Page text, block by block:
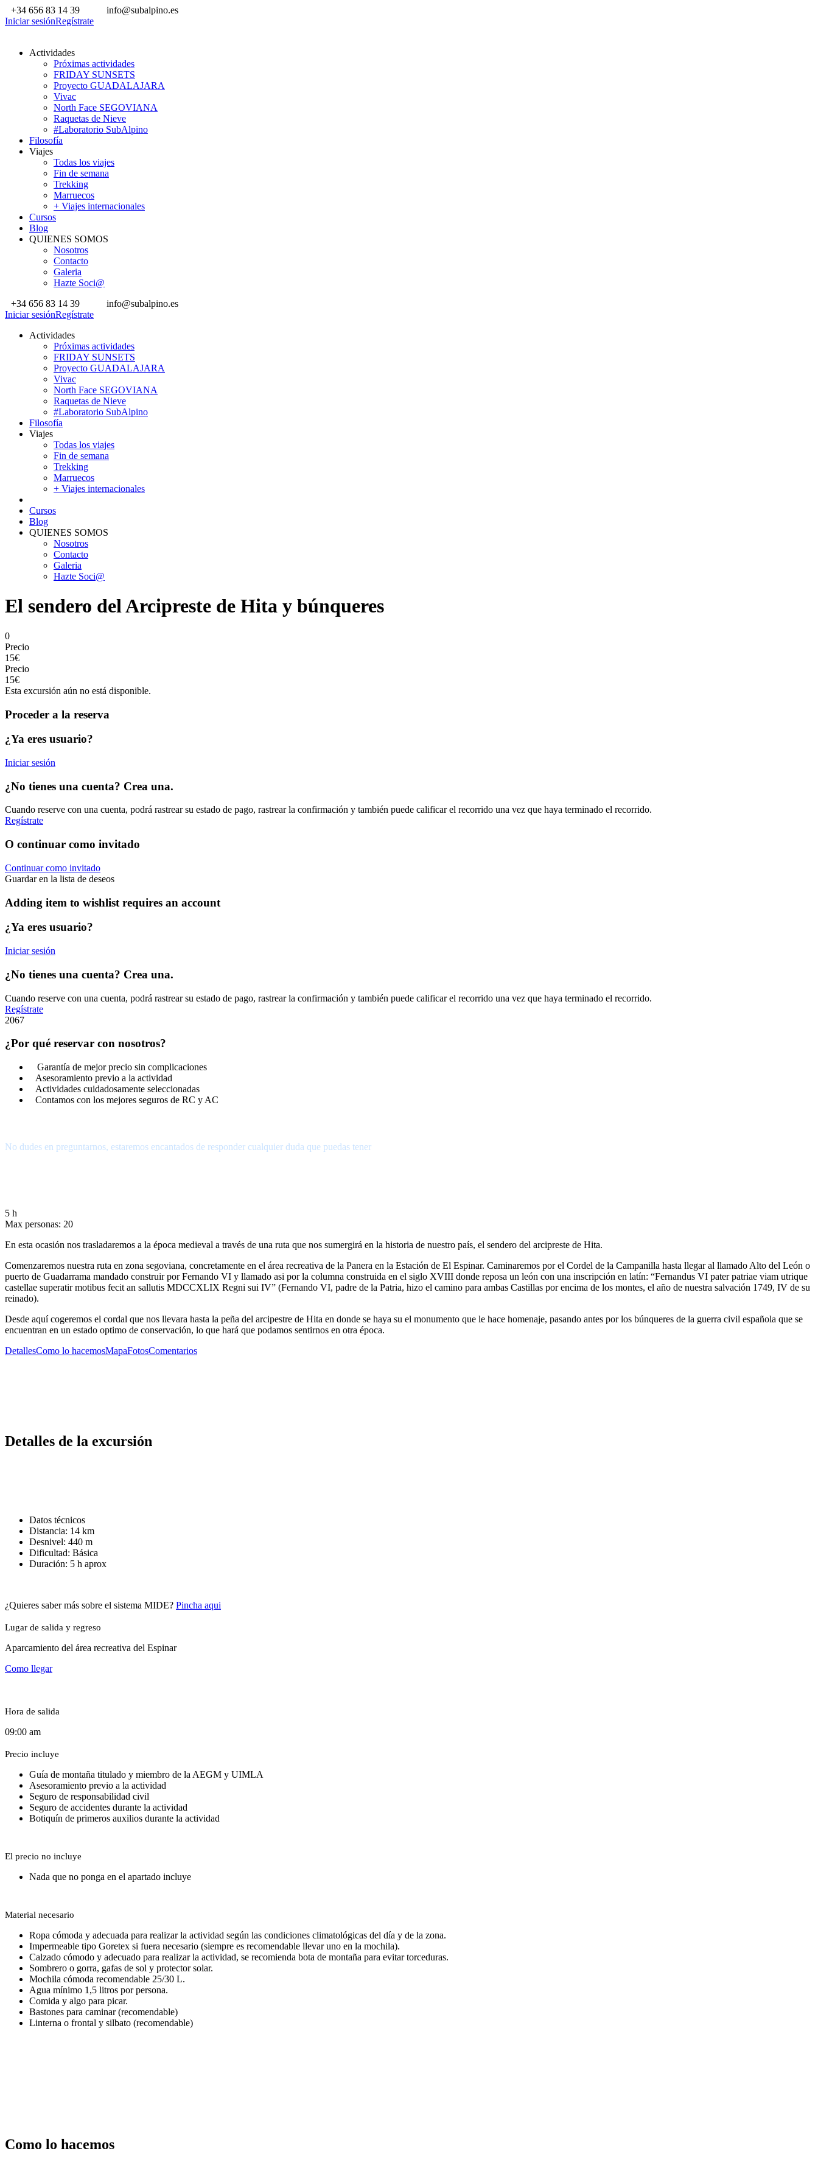
+34 656 83 14 39
info@subalpino.es
Iniciar sesiónRegístrate
Actividades
Próximas actividades
FRIDAY SUNSETS
Proyecto GUADALAJARA
Vivac
North Face SEGOVIANA
Raquetas de Nieve
#Laboratorio SubAlpino
Filosofía
Viajes
Todas los viajes
Fin de semana
Trekking
Marruecos
+ Viajes internacionales
Cursos
Blog
QUIENES SOMOS
Nosotros
Contacto
Galeria
Hazte Soci@
+34 656 83 14 39
info@subalpino.es
Iniciar sesiónRegístrate
Actividades
Próximas actividades
FRIDAY SUNSETS
Proyecto GUADALAJARA
Vivac
North Face SEGOVIANA
Raquetas de Nieve
#Laboratorio SubAlpino
Filosofía
Viajes
Todas los viajes
Fin de semana
Trekking
Marruecos
+ Viajes internacionales
Cursos
Blog
QUIENES SOMOS
Nosotros
Contacto
Galeria
Hazte Soci@
El sendero del Arcipreste de Hita y búnqueres
0
Precio
15€
Precio
15€
Esta excursión aún no está disponible.
Proceder a la reserva
¿Ya eres usuario?
Iniciar sesión
¿No tienes una cuenta? Crea una.
Cuando reserve con una cuenta, podrá rastrear su estado de pago, rastrear la confirmación y también puede calificar el recorrido una vez que haya terminado el recorrido.
Regístrate
O continuar como invitado
Continuar como invitado
Guardar en la lista de deseos
Adding item to wishlist requires an account
¿Ya eres usuario?
Iniciar sesión
¿No tienes una cuenta? Crea una.
Cuando reserve con una cuenta, podrá rastrear su estado de pago, rastrear la confirmación y también puede calificar el recorrido una vez que haya terminado el recorrido.
Regístrate
2067
¿Por qué reservar con nosotros?
Garantía de mejor precio sin complicaciones
Asesoramiento previo a la actividad
Actividades cuidadosamente seleccionadas
Contamos con los mejores seguros de RC y AC
No dudes en preguntarnos, estaremos encantados de responder cualquier duda que puedas tener
5 h
Max personas: 20
En esta ocasión nos trasladaremos a la época medieval a través de una ruta que nos sumergirá en la historia de nuestro país, el sendero del arcipreste de Hita.
Comenzaremos nuestra ruta en zona segoviana, concretamente en el área recreativa de la Panera en la Estación de El Espinar. Caminaremos por el Cordel de la Campanilla hasta llegar al llamado Alto del León o
puerto de Guadarrama mandado construir por Fernando VI y llamado asi por la columna construida en el siglo XVIII donde reposa un león con una inscripción en latín: “Fernandus VI pater patriae viam utrique
castellae superatir motibus fecit an sallutis MDCCXLIX Regni sui IV” (Fernando VI, padre de la Patria, hizo el camino para ambas Castillas por encima de los montes, el año de nuestra salvación 1749, IV de su
reinado).
Desde aquí cogeremos el cordal que nos llevara hasta la peña del arcipestre de Hita en donde se haya su el monumento que le hace homenaje, pasando antes por los búnqueres de la guerra civil española que se
encuentran en un estado optimo de conservación, lo que hará que podamos sentirnos en otra época.
DetallesComo lo hacemosMapaFotosComentarios
Detalles de la excursión
Datos técnicos
Distancia: 14 km
Desnivel: 440 m
Dificultad: Básica
Duración: 5 h aprox
¿Quieres saber más sobre el sistema MIDE? Pincha aqui
Lugar de salida y regreso
Aparcamiento del área recreativa del Espinar
Como llegar
Hora de salida
09:00 am
Precio incluye
Guía de montaña titulado y miembro de la AEGM y UIMLA
Asesoramiento previo a la actividad
Seguro de responsabilidad civil
Seguro de accidentes durante la actividad
Botiquín de primeros auxilios durante la actividad
El precio no incluye
Nada que no ponga en el apartado incluye
Material necesario
Ropa cómoda y adecuada para realizar la actividad según las condiciones climatológicas del día y de la zona.
Impermeable tipo Goretex si fuera necesario (siempre es recomendable llevar uno en la mochila).
Calzado cómodo y adecuado para realizar la actividad, se recomienda bota de montaña para evitar torceduras.
Sombrero o gorra, gafas de sol y protector solar.
Mochila cómoda recomendable 25/30 L.
Agua mínimo 1,5 litros por persona.
Comida y algo para picar.
Bastones para caminar (recomendable)
Linterna o frontal y silbato (recomendable)
Como lo hacemos